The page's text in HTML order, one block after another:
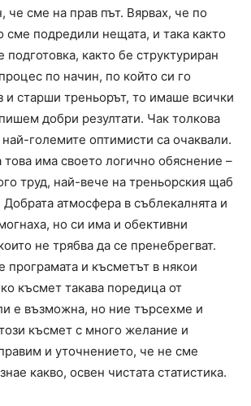
че сме на прав път. Вярвах, че по
сме подредили нещата, и така както
подготовка, както бе структуриран
по начин, по който си го
и старши треньорът, то имаше всички
добри резултати. Чак толкова
големите оптимисти са очаквали.
това има своето логично обяснение –
труд, най-вече на треньорския щаб
атмосфера в съблекалнята и
но си има и обективни
не трябва да се пренебрегват.
програмата и късметът в някои
късмет такава поредица от
е възможна, но ние търсехме и
късмет с много желание и
и уточнението, че не сме
какво, освен чистата статистика.